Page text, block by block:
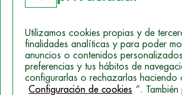
Otras profesiones
pueden
Utilizamos cookies propias y de
finalidades analíticas y para poder
anuncios o contenidos
preferencias y tus hábitos de
configurarlas o rechazarlas haciendo
Configuración de cookies ”. También